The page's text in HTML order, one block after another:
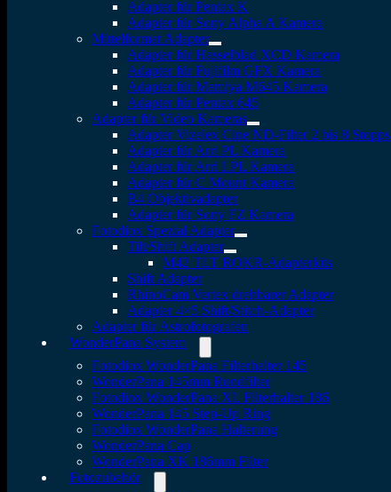
Adapter für Pentax K
Adapter für Sony Alpha A Kamera
Mittelformat Adapter
Adapter für Hasselblad XCD Kamera
Adapter für Fujifilm GFX Kamera
Adapter für Mamiya M645 Kamera
Adapter für Pentax 645
Adapter für Video Kameras
Adapter Vizelex Cine ND-Filter 2 bis 8 Stopps
Adapter für Arri PL Kamera
Adapter für Arri LPL Kamera
Adapter für C Mount Kamera
B4 Objektivadapter
Adapter für Sony FZ Kamera
Fotodiox Spezial Adapter
Tilt/Shift Adapter
M42 TLT ROKR-Adapterkits
Shift Adapter
RhinoCam Vertex drehbarer Adapter
Adapter 4×5 Shift/Stitch-Adapter
Adapter für Astrofotografen
WonderPana System
Fotodiox WonderPana Filterhalter 145
WonderPana 145mm Rundfilter
Fotodiox WonderPana XL Filterhalter 186
WonderPana 145 Step-Up Ring
Fotodiox WonderPana Halterung
WonderPana Cap
WonderPana XK 186mm Filter
Fotozubehör